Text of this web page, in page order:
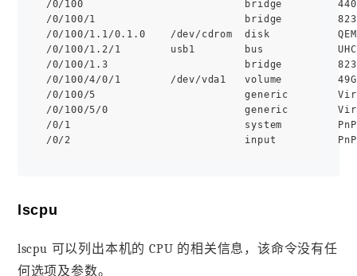
/0/100                          bridge
/0/100/1                        bridge
/0/100/1.1/0.1.0    /dev/cdrom  disk           QEMU
/0/100/1.2/1        usb1        bus
/0/100/1.3                      bridge
/0/100/4/0/1        /dev/vda1   volume
/0/100/5                        generic
/0/100/5/0                      generic
/0/1                            system
lscpu
lscpu 可以列出本机的 CPU 的相关信息，该命令没有任
何选项及参数。